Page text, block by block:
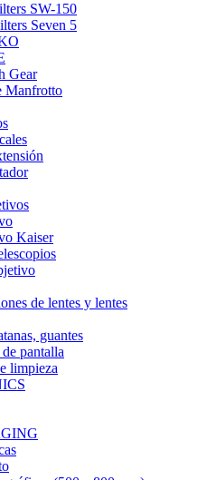
SW-150
Seven 5
Gear
Manfrotto
Kaiser
de lentes y lentes
guantes
pantalla
limpieza